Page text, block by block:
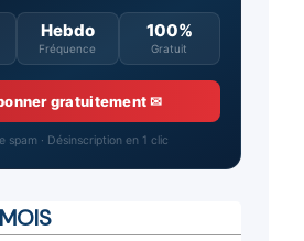
Hebdo
Fréquence
100%
Gratuit
gratuitement ✉
spam · Désinscription en 1 clic